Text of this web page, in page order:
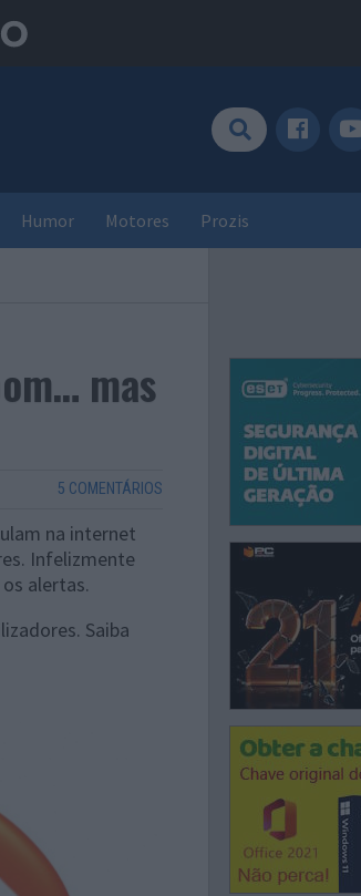
Humor Motores Prozis
mas
5 COMENTÁRIOS
na internet
Infelizmente
alertas.
Saiba